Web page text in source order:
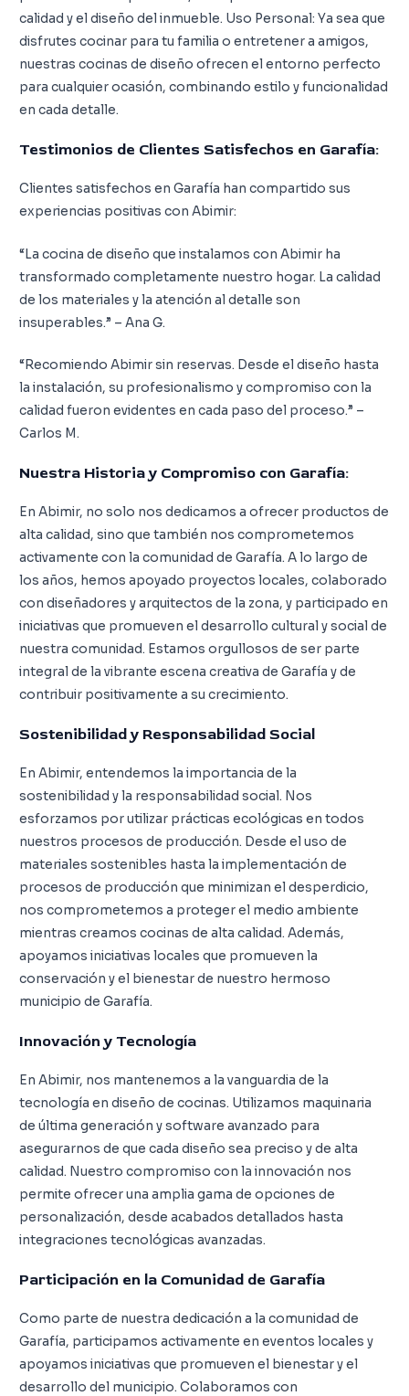
calidad y el diseño del inmueble. Uso Personal: Ya sea que
disfrutes cocinar para tu familia o entretener a amigos,
nuestras cocinas de diseño ofrecen el entorno perfecto
para cualquier ocasión, combinando estilo y funcionalidad
en cada detalle.
Testimonios de Clientes Satisfechos en Garafía:
Clientes satisfechos en Garafía han compartido sus
experiencias positivas con Abimir:
“La cocina de diseño que instalamos con Abimir ha
transformado completamente nuestro hogar. La calidad
de los materiales y la atención al detalle son
insuperables.” – Ana G.
“Recomiendo Abimir sin reservas. Desde el diseño hasta
la instalación, su profesionalismo y compromiso con la
calidad fueron evidentes en cada paso del proceso.” –
Carlos M.
Nuestra Historia y Compromiso con Garafía:
En Abimir, no solo nos dedicamos a ofrecer productos de
alta calidad, sino que también nos comprometemos
activamente con la comunidad de Garafía. A lo largo de
los años, hemos apoyado proyectos locales, colaborado
con diseñadores y arquitectos de la zona, y participado en
iniciativas que promueven el desarrollo cultural y social de
nuestra comunidad. Estamos orgullosos de ser parte
integral de la vibrante escena creativa de Garafía y de
contribuir positivamente a su crecimiento.
Sostenibilidad y Responsabilidad Social
En Abimir, entendemos la importancia de la
sostenibilidad y la responsabilidad social. Nos
esforzamos por utilizar prácticas ecológicas en todos
nuestros procesos de producción. Desde el uso de
materiales sostenibles hasta la implementación de
procesos de producción que minimizan el desperdicio,
nos comprometemos a proteger el medio ambiente
mientras creamos cocinas de alta calidad. Además,
apoyamos iniciativas locales que promueven la
conservación y el bienestar de nuestro hermoso
municipio de Garafía.
Innovación y Tecnología
En Abimir, nos mantenemos a la vanguardia de la
tecnología en diseño de cocinas. Utilizamos maquinaria
de última generación y software avanzado para
asegurarnos de que cada diseño sea preciso y de alta
calidad. Nuestro compromiso con la innovación nos
permite ofrecer una amplia gama de opciones de
personalización, desde acabados detallados hasta
integraciones tecnológicas avanzadas.
Participación en la Comunidad de Garafía
Como parte de nuestra dedicación a la comunidad de
Garafía, participamos activamente en eventos locales y
apoyamos iniciativas que promueven el bienestar y el
desarrollo del municipio. Colaboramos con